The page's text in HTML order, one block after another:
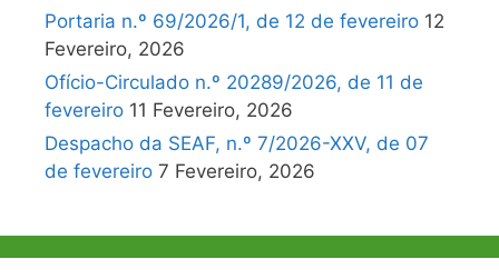
Portaria n.º 69/2026/1, de 12 de fevereiro 12
Fevereiro, 2026
Ofício-Circulado n.º 20289/2026, de 11 de
fevereiro 11 Fevereiro, 2026
Despacho da SEAF, n.º 7/2026-XXV, de 07
de fevereiro 7 Fevereiro, 2026